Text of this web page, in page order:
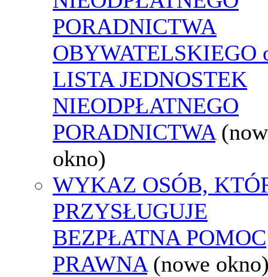
PORADNICTWA
OBYWATELSKIEGO
LISTA JEDNOSTEK
NIEODPŁATNEGO
PORADNICTWA
okno)
WYKAZ OSÓB,
PRZYSŁUGUJE
BEZPŁATNA POMOC
PRAWNA (nowe